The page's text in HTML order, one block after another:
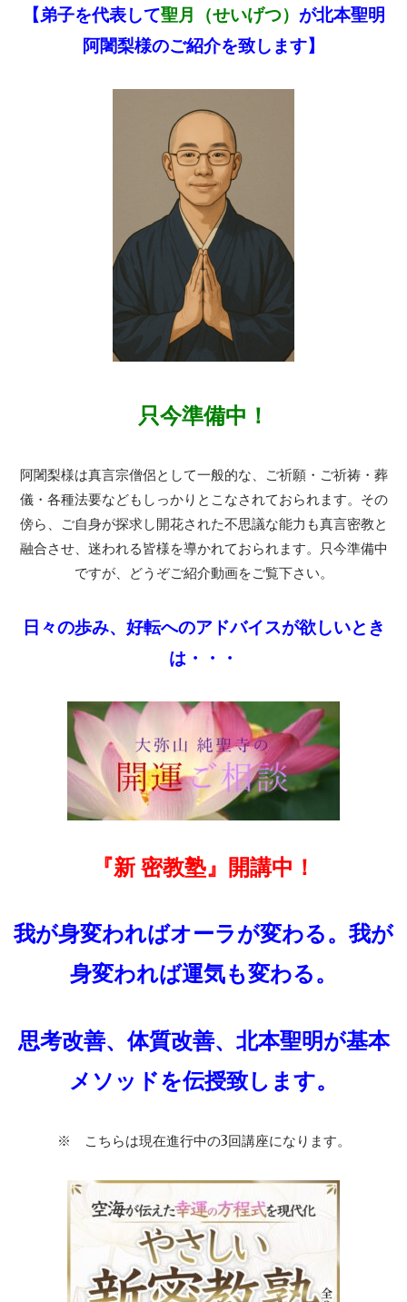
【弟子を代表して聖月（せいげつ） が北本聖明
阿闍梨様のご紹介を致します】
只今準備中！
阿闍梨様は真言宗僧侶として一般的な、ご祈願・ご祈祷・葬
儀・各種法要などもしっかりとこなされておられます。その
傍ら、ご自身が探求し開花された不思議な能力も真言密教と
融合させ、迷われる皆様を導かれておられます。只今準備中
ですが、どうぞご紹介動画をご覧下さい。
日々の歩み、好転へのアドバイスが欲しいとき
は・・・
『新 密教塾』開講中！
我が身変わればオーラが変わる。我が
身変われば運気も変わる。
思考改善、体質改善、北本聖明が基本
メソッドを伝授致します。
※ こちらは現在進行中の3回講座になります。